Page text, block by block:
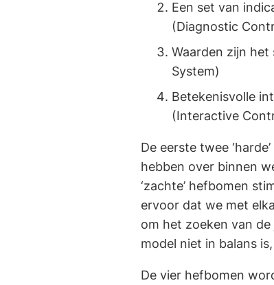
Een set van
(Diagnostic
Waarden zijn
System)
Betekenisvolle
(Interactive
De eerste twee
hebben over binnen
‘zachte’ hefbomen
ervoor dat we met
om het zoeken van
model niet in balans
De vier hefbomen